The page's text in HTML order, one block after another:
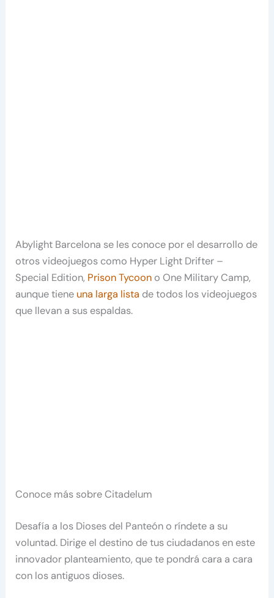
Abylight Barcelona se les conoce por el desarrollo de
otros videojuegos como Hyper Light Drifter –
Special Edition, Prison Tycoon o One Military Camp,
aunque tiene una larga lista de todos los videojuegos
que llevan a sus espaldas.
Conoce más sobre Citadelum
Desafía a los Dioses del Panteón o ríndete a su
voluntad. Dirige el destino de tus ciudadanos en este
innovador planteamiento, que te pondrá cara a cara
con los antiguos dioses.